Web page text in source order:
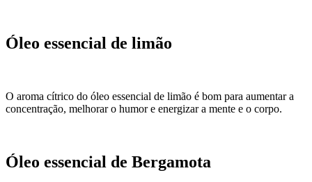
Óleo essencial de limão
O aroma cítrico do óleo essencial de limão é bom para aumentar a
concentração, melhorar o humor e energizar a mente e o corpo.
Óleo essencial de Bergamota